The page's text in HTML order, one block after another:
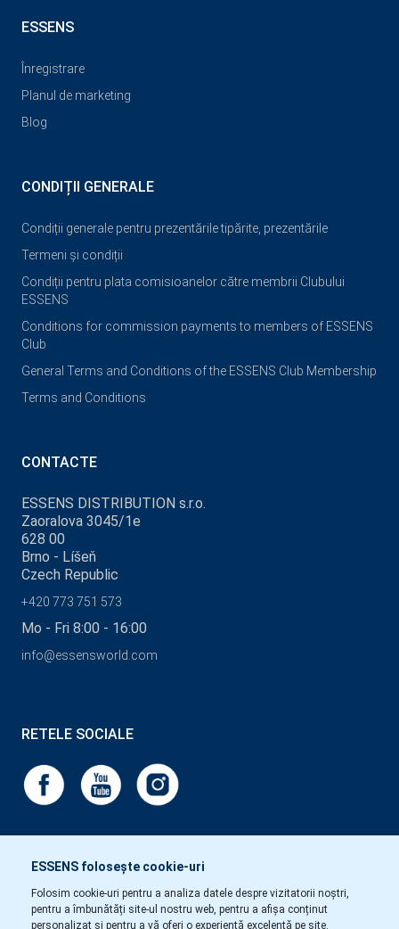
ESSENS folosește cookie-uri
Folosim cookie-uri pentru a analiza datele despre vizitatorii noștri,
pentru a îmbunătăți site-ul nostru web, pentru a afișa conținut
personalizat și pentru a vă oferi o experiență excelentă pe site.
ESSENS
Înregistrare
Planul de marketing
Blog
CONDIȚII GENERALE
Condiții generale pentru prezentările tipărite, prezentările
Termeni și condiții
Condiții pentru plata comisioanelor către membrii Clubului
ESSENS
Conditions for commission payments to members of ESSENS
Club
General Terms and Conditions of the ESSENS Club Membership
Terms and Conditions
CONTACTE
ESSENS DISTRIBUTION s.r.o.
Zaoralova 3045/1e
628 00
Brno - Líšeň
Czech Republic
+420 773 751 573
Mo - Fri 8:00 - 16:00
info@essensworld.com
RETELE SOCIALE